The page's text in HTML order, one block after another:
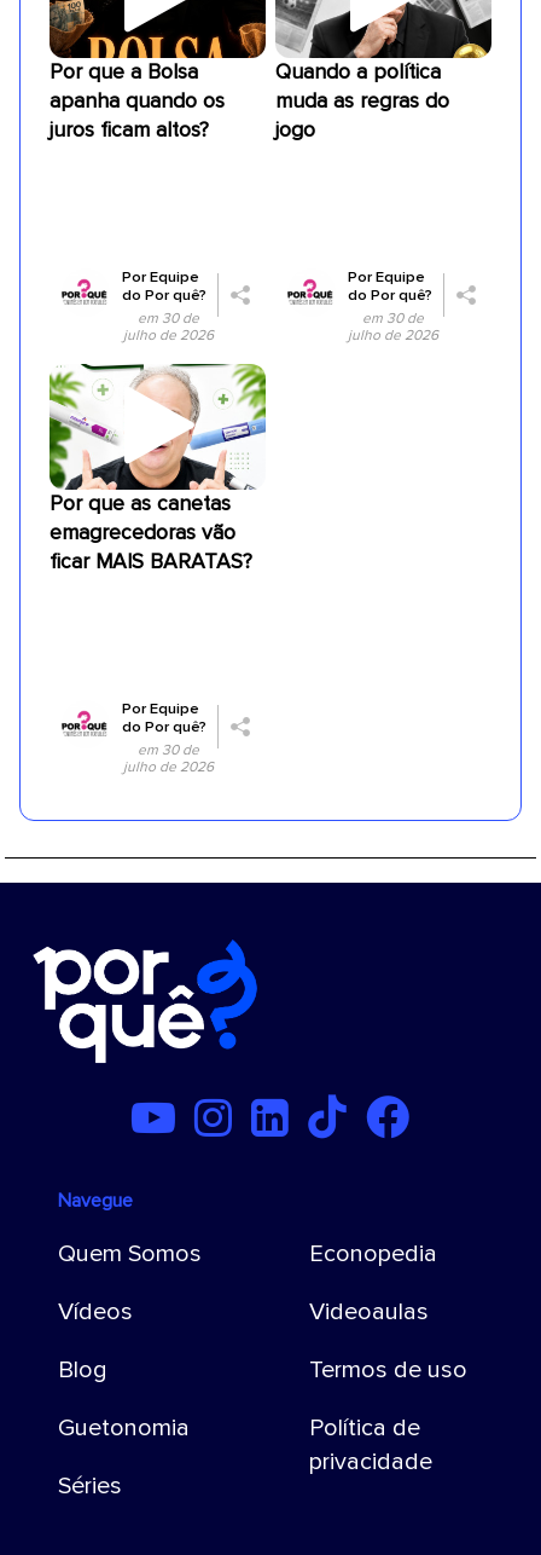
Por que a Bolsa
apanha quando os
juros ficam altos?
PorEquipe
do Por quê?
em 30 de
julho de 2026
Quando a política
muda as regras do
jogo
PorEquipe
do Por quê?
em 30 de
julho de 2026
Por que as canetas
emagrecedoras vão
ficar MAIS BARATAS?
PorEquipe
do Por quê?
em 30 de
julho de 2026
Navegue
Quem Somos
Vídeos
Blog
Guetonomia
Séries
Econopedia
Videoaulas
Termos de uso
Política de
privacidade